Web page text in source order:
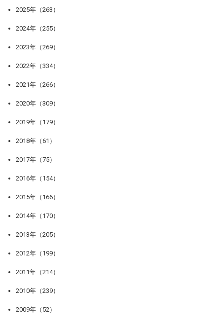
2025年（263）
2024年（255）
2023年（269）
2022年（334）
2021年（266）
2020年（309）
2019年（179）
2018年（61）
2017年（75）
2016年（154）
2015年（166）
2014年（170）
2013年（205）
2012年（199）
2011年（214）
2010年（239）
2009年（52）